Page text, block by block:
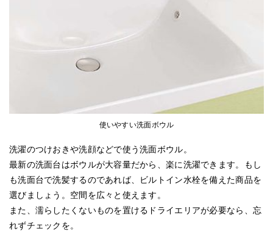
使いやすい洗面ボウル
洗濯のつけおきや洗顔などで使う洗面ボウル。
最新の洗面台はボウルが大容量だから、楽に洗濯できます。もし
も洗面台で洗髪するのであれば、ビルトイン水栓を備えた商品を
選びましょう。空間を広々と使えます。
また、濡らしたくないものを置けるドライエリアが必要なら、忘
れずチェックを。